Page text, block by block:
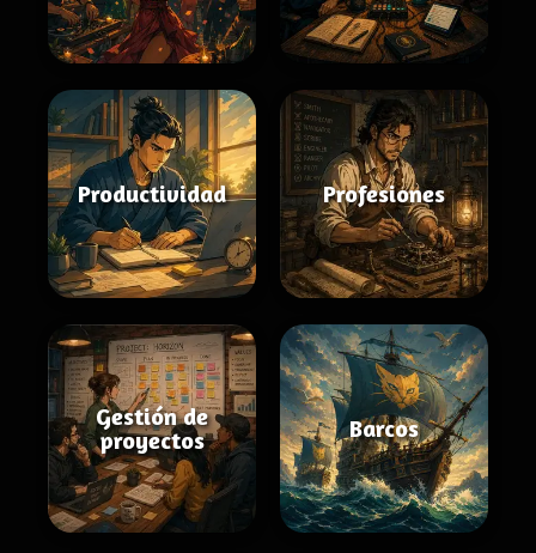
Productividad Profesiones
Gestión de
proyectos
Barcos